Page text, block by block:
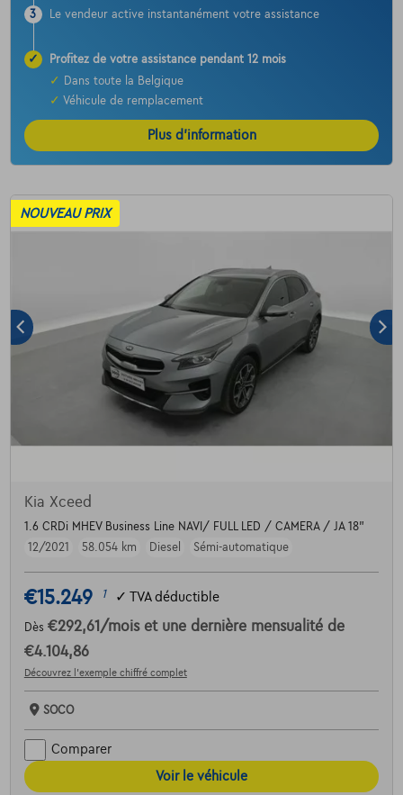
3 Le vendeur active instantanément votre assistance
✓
Profitez de votre assistance pendant 12 mois
✓
Dans toute la Belgique
✓ Véhicule de remplacement
Plus d’information
NOUVEAU PRIX
Kia Xceed
1.6 CRDi MHEV Business Line NAVI/ FULL LED / CAMERA / JA 18"
12/2021
58.054 km Diesel Sémi-automatique
€15.249 1 ✓ TVA déductible
Dès €292,61 /mois et une dernière mensualité de
€4.104,86
Découvrez l’exemple chiffré complet
SOCO
Comparer
Voir le véhicule